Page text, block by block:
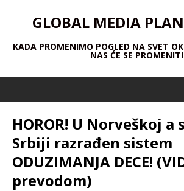
GLOBAL MEDIA
KADA PROMENIMO POGLED NA SVET
NAS ĆE SE PROMENITI
HOROR! U Norveškoj a
Srbiji razrađen sistem
ODUZIMANJA DECE!
prevodom)